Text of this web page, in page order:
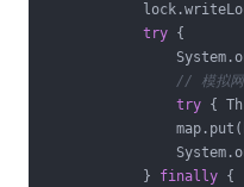
try {
// 模拟网
try {
            }
finally {